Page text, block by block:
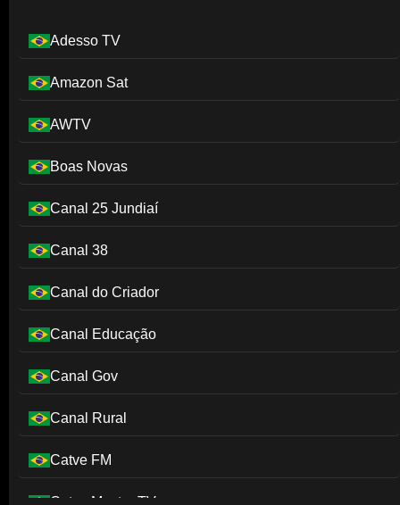
Adesso TV
Amazon Sat
AWTV
Boas Novas
Canal 25 Jundiaí
Canal 38
Canal do Criador
Canal Educação
Canal Gov
Canal Rural
Catve FM
Catve Master TV